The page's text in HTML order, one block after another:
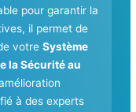
pour garantir la
il permet de
votreSystème
la Sécurité au
à des experts